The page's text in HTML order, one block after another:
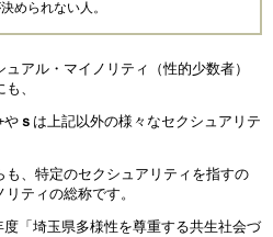
められない人。
アル・マイノリティ（性的少数者）
、
や ｓ は上記以外の様々なセクシュアリテ
、特定のセクシュアリティを指すの
ティの総称です。
「埼玉県多様性を尊重する共生社会づ